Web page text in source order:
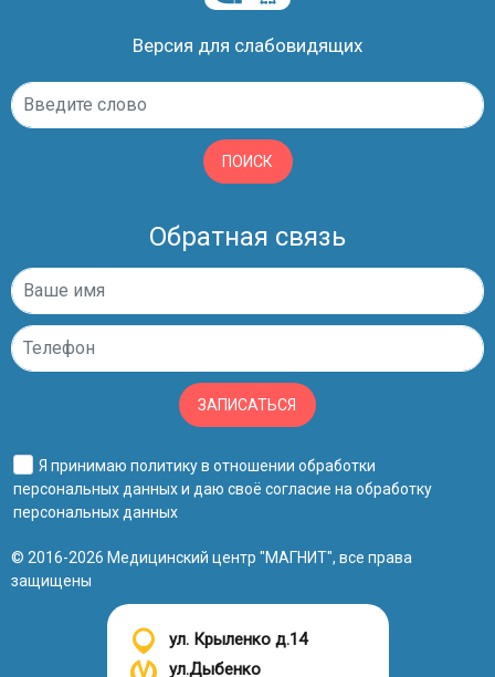
Версия для слабовидящих
ПОИСК
Обратная связь
ЗАПИСАТЬСЯ
Я принимаю политику в отношении обработки
персональных данныхи даю своё согласие на обработку
персональных данных
© 2016-2026 Медицинский центр "МАГНИТ", все права
защищены
ул. Крыленко д.14
ул.Дыбенко